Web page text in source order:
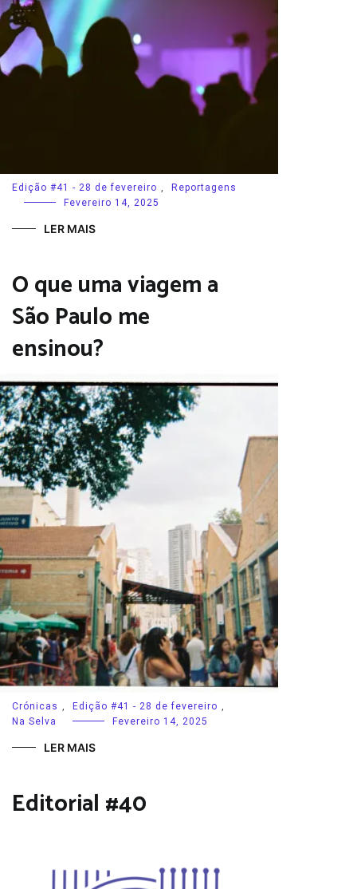
Edição #41 - 28 de fevereiro ,
Reportagens
Fevereiro 14, 2025
LER MAIS
O que uma viagem a
São Paulo me
ensinou?
Crónicas , Edição #41 - 28 de fevereiro ,
Na Selva
Fevereiro 14, 2025
LER MAIS
Editorial #40